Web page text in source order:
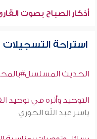
أذكار الصباح بصوت
استراحة التسجيلات
الحديث
التوحيد وأثره في توحيد
ياسر عبد الله الحوري